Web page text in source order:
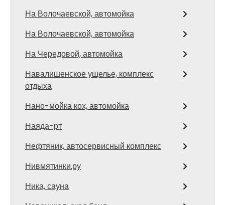
На Волочаевской, автомойка
На Волочаевской, автомойка
На Чередовой, автомойка
Навалишенское ущелье, комплекс
отдыха
Нано-мойка кох, автомойка
Наяда-рт
Нефтяник, автосервисный комплекс
Нивмятинки.ру
Ника, сауна